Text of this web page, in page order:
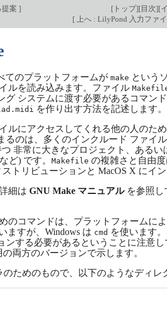
案 ] [トップ][目次][
[上へ : LilyPond 入力ファ
てのプラットフォームが make という
ルを読み込みます。ファイル
システムに渡す必要があるコマン
を作り出す方法を記述します。
ルにアクセスしてくれる他の人のた
るのは、多くのインクルード ファイ
非常に大きなプロジェクト、ある
ど) です。 Makefile の複雑さと自由
トリビューションと MacOS X にイ
細は GNU Make マニュアルを参照し
のコマンドは、プラットフォームに
ますが、Windows は cmd を使います
する必要があるということに注意し
両方のバージョンで示します。
ためのもので、以下のようなディレ